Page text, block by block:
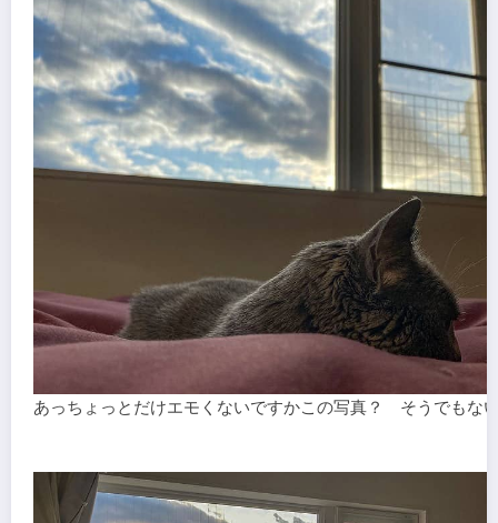
あっちょっとだけエモくないですかこの写真？ そうでもな